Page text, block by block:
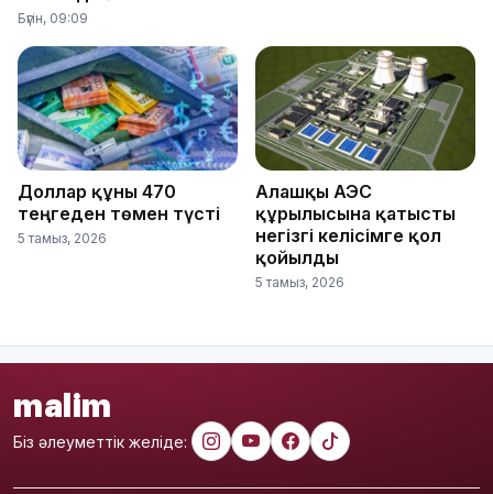
Бүгін, 09:09
Доллар құны 470
теңгеден төмен түсті
5 тамыз, 2026
Алғашқы АЭС
құрылысына қатысты
негізгі келісімге қол
қойылды
5 тамыз, 2026
malim
Біз әлеуметтік желіде: